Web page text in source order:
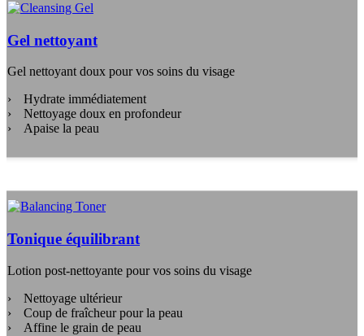
Gel nettoyant
Gel nettoyant doux pour vos soins du visage
Hydrate immédiatement
Nettoyage doux en profondeur
Apaise la peau
Tonique équilibrant
Lotion post-nettoyante pour vos soins du visage
Nettoyage ultérieur
Coup de fraîcheur pour la peau
Affine le grain de peau